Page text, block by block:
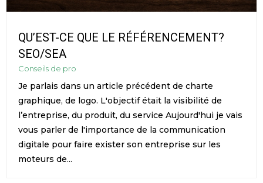
QU’EST-CE QUE LE RÉFÉRENCEMENT?
SEO/SEA
Conseils de pro
Je parlais dans un article précédent de charte
graphique, de logo. L'objectif était la visibilité de
l’entreprise, du produit, du service Aujourd'hui je vais
vous parler de l'importance de la communication
digitale pour faire exister son entreprise sur les
moteurs de...